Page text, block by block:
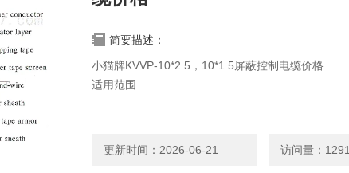
简要描述：
小猫牌KVVP-10*2.5，10*1.5屏蔽控制电缆价格
适用范围
制、信号、保护及测量系统接线之用。
更新时间：2026-06-21 访问量：1291